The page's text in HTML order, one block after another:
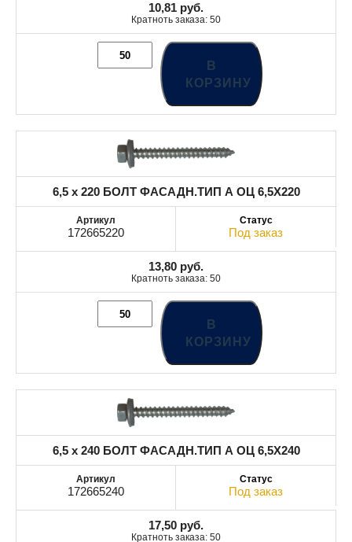
10,81 руб.
Кратноть заказа: 50
В
КОРЗИНУ
6,5 x 220 БОЛТ ФАСАДН.ТИП А ОЦ 6,5X220
172665220 Под заказ
13,80 руб.
Кратноть заказа: 50
В
КОРЗИНУ
6,5 x 240 БОЛТ ФАСАДН.ТИП А ОЦ 6,5X240
172665240 Под заказ
17,50 руб.
Кратноть заказа: 50